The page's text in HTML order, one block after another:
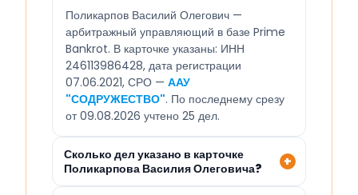
Поликарпов Василий Олегович —
арбитражный управляющий в базе Prime
Bankrot. В карточке указаны: ИНН
246113986428, дата регистрации
07.06.2021, СРО — ААУ
"СОДРУЖЕСТВО". По последнему срезу
от 09.08.2026 учтено 25 дел.
Сколько дел указано в карточке
Поликарпова Василия Олеговича?